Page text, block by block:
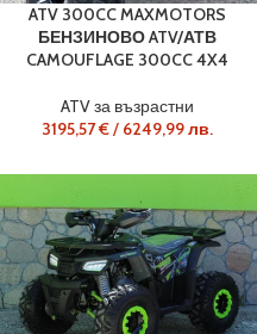
ATV 300CC MAXMOTORS
БЕНЗИНОВО ATV/АТВ
CAMOUFLAGE 300CC 4X4
ATV за възрастни
3195,57€/ 6249,99лв.